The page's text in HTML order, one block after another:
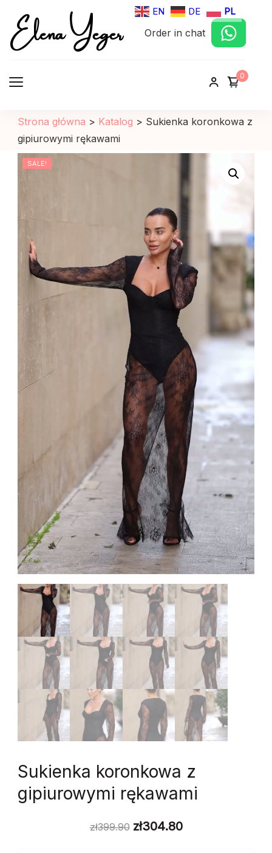
EN DE PL
Elena Yeger
Sklep internetowy odziez damska
Order in chat
0
Strona główna > Katalog > Sukienka koronkowa z
gipiurowymi rękawami
SALE!
Sukienka koronkowa z
gipiurowymi rękawami
zł399.90 zł304.80